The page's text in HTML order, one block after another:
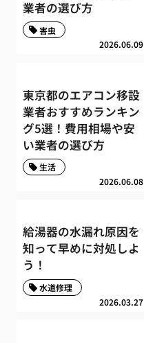
業者の選び方
2026.06.09
害虫
東京都のエアコン移設
業者おすすめランキン
グ5選！費用相場や安
い業者の選び方
2026.06.08
生活
給湯器の水漏れ原因を
知って早めに対処しよ
う！
2026.03.27
水道修理